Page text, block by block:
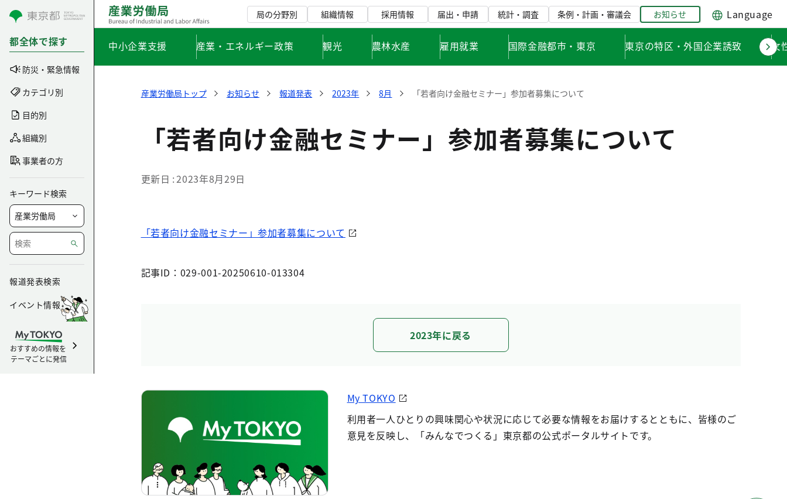
コンテンツにスキップ
都全体で探す
防災・緊急情報
カテゴリ別
目的別
組織別
事業者の方
キーワード検索
報道発表検索
イベント情報
おすすめの情報を
テーマごとに発信
局の分野別 組織情報 採用情報 届出・申請 統計・調査 条例・計画・審議会 お知らせ Language
中小企業支援 産業・エネルギー政策 観光 農林水産 雇用就業 国際金融都市・東京 東京の特区・外国企業誘致 女
産業労働局トップ お知らせ 報道発表 2023年 8月 「若者向け金融セミナー」参加者募集について
「若者向け金融セミナー」参加者募集について
更新日 2023年8月29日
「若者向け金融セミナー」参加者募集について
記事ID：029-001-20250610-013304
2023年に戻る
My TOKYO
利用者一人ひとりの興味関心や状況に応じて必要な情報をお届けするとともに、皆様のご
意見を反映し、「みんなでつくる」東京都の公式ポータルサイトです。